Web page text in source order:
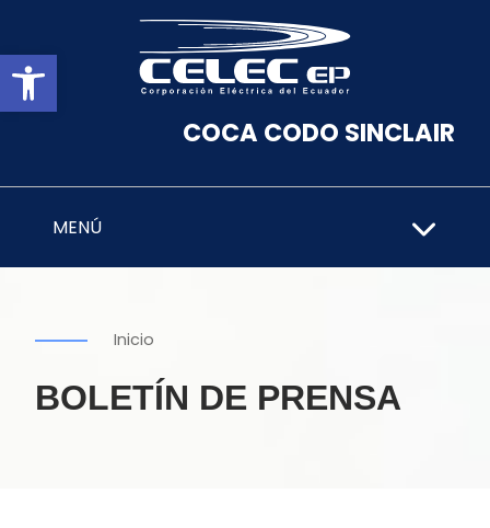
Abrir barra de herramientas
COCA CODO SINCLAIR
MENÚ
Inicio
BOLETÍN DE PRENSA